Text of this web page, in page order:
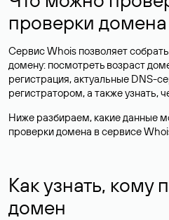
проверки
Сервис Whois позволяет
домену: посмотреть возраст
регистрация, актуальные DNS-
регистратором, а также узнать,
Ниже разбираем, какие данные
проверки домена в сервисе
Как узнать, кому
домен